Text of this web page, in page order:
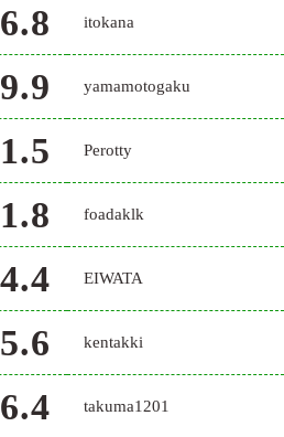
itokana
yamamotogaku
Perotty
foadaklk
EIWATA
kentakki
takuma1201